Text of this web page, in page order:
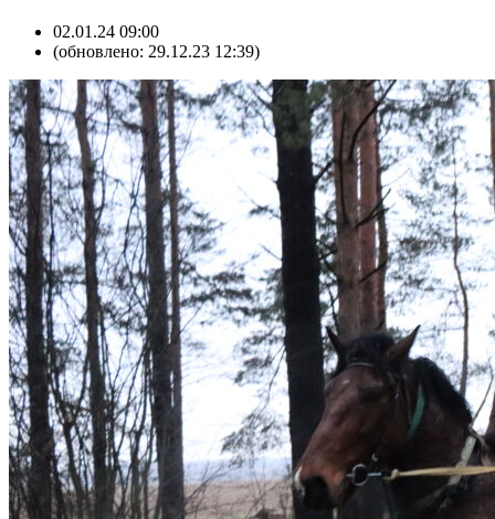
02.01.24 09:00
(обновлено: 29.12.23 12:39)